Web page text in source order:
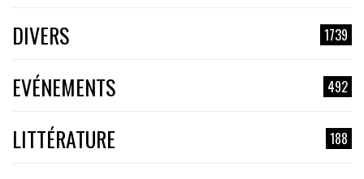
DIVERS 1739
EVÉNEMENTS 492
LITTÉRATURE 188